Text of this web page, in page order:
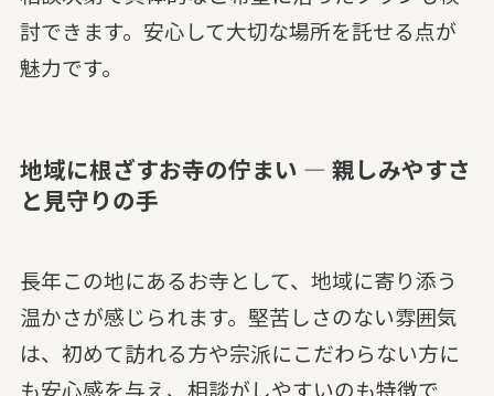
討できます。安心して大切な場所を託せる点が
魅力です。
地域に根ざすお寺の佇まい — 親しみやすさ
と見守りの手
長年この地にあるお寺として、地域に寄り添う
温かさが感じられます。堅苦しさのない雰囲気
は、初めて訪れる方や宗派にこだわらない方に
も安心感を与え、相談がしやすいのも特徴で